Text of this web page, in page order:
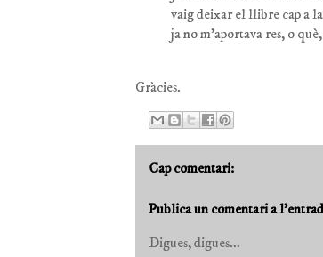
vaig deixar el llibre cap a
ja no m'aportava res, o
Gràcies.
Cap comentari:
Publica un comentari a
Digues, digues...